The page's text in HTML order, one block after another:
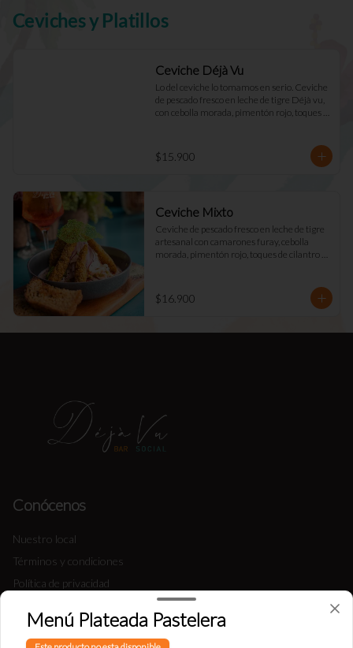
Ceviches y Platillos
Ceviche Déjà Vu
Lo del ceviche lo tomamos en serio. Ceviche
de pescado fresco en leche de tigre Déjà vu,
con cebolla morada, pimentón rojo, toques
$15.900
Ceviche Mixto
Ceviche de pescado fresco en leche de tigre
artesanal con camarones furay, cebolla
morada, pimentón rojo, toques de cilantro y
$16.900
Conócenos
Nuestro local
Términos y condiciones
Política de privacidad
Redes sociales
Menú Plateada Pastelera